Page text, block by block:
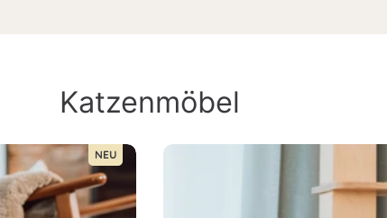
Katzenmöbel
NEU